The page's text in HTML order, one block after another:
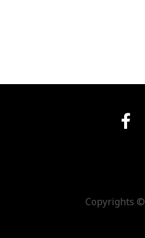
Copyrights ©